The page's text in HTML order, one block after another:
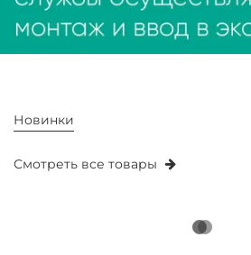
Новинки
Смотреть все товары